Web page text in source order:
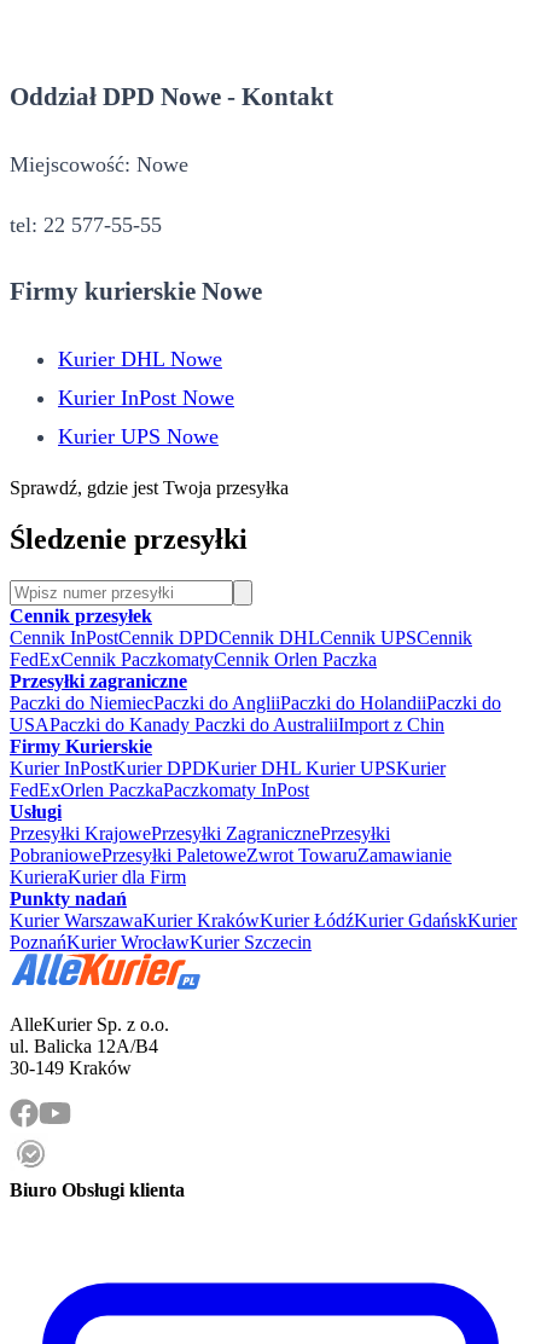
Oddział DPD Nowe - Kontakt
Miejscowość: Nowe
tel: 22 577-55-55
Firmy kurierskie Nowe
Kurier DHL Nowe
Kurier InPost Nowe
Kurier UPS Nowe
Sprawdź, gdzie jest Twoja przesyłka
Śledzenie przesyłki
Cennik przesyłek
Cennik InPostCennik DPDCennik DHLCennik UPSCennik
FedExCennik PaczkomatyCennik Orlen Paczka
Przesyłki zagraniczne
Paczki do NiemiecPaczki do AngliiPaczki do HolandiiPaczki do
USAPaczki do Kanady Paczki do AustraliiImport z Chin
Firmy Kurierskie
Kurier InPostKurier DPDKurier DHL Kurier UPSKurier
FedExOrlen PaczkaPaczkomaty InPost
Usługi
Przesyłki KrajowePrzesyłki ZagranicznePrzesyłki
PobraniowePrzesyłki PaletoweZwrot TowaruZamawianie
KurieraKurier dla Firm
Punkty nadań
Kurier WarszawaKurier KrakówKurier ŁódźKurier GdańskKurier
PoznańKurier WrocławKurier Szczecin
AlleKurier Sp. z o.o.
ul. Balicka 12A/B4
30-149 Kraków
Biuro Obsługi klienta